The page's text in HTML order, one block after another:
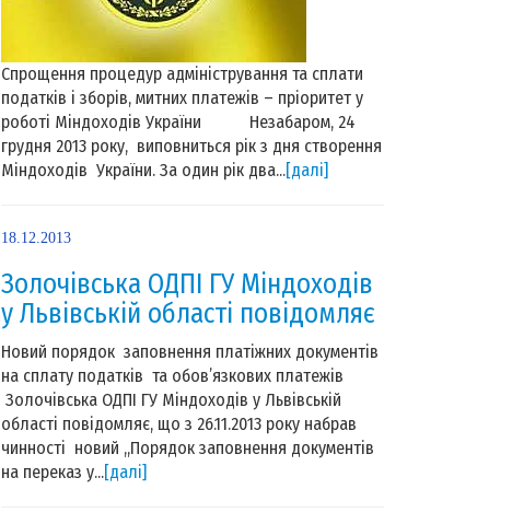
Cпрощення процедур адміністрування та сплати
податків і зборів, митних платежів – пріоритет у
роботі Міндоходів України Незабаром, 24
грудня 2013 року, виповниться рік з дня створення
Міндоходів України. За один рік два...[далі]
18.12.2013
Золочівська ОДПІ ГУ Міндоходів
у Львівській області повідомляє
Новий порядок заповнення платіжних документів
на сплату податків та обов’язкових платежів
Золочівська ОДПІ ГУ Міндоходів у Львівській
області повідомляє, що з 26.11.2013 року набрав
чинності новий ,,Порядок заповнення документів
на переказ у...[далі]